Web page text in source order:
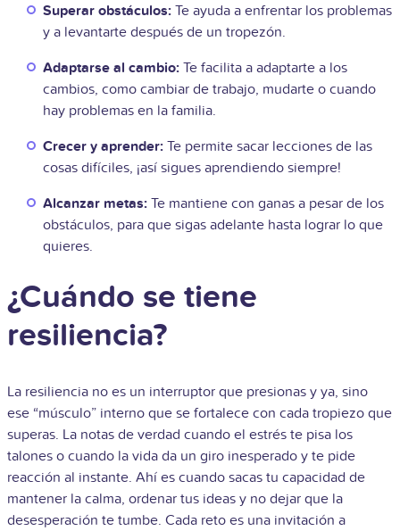
Superar obstáculos: Te ayuda a enfrentar los problemas
y a levantarte después de un tropezón.
Adaptarse al cambio: Te facilita a adaptarte a los
cambios, como cambiar de trabajo, mudarte o cuando
hay problemas en la familia.
Crecer y aprender: Te permite sacar lecciones de las
cosas difíciles, ¡así sigues aprendiendo siempre!
Alcanzar metas: Te mantiene con ganas a pesar de los
obstáculos, para que sigas adelante hasta lograr lo que
quieres.
¿Cuándo se tiene
resiliencia?
La resiliencia no es un interruptor que presionas y ya, sino
ese “músculo” interno que se fortalece con cada tropiezo que
superas. La notas de verdad cuando el estrés te pisa los
talones o cuando la vida da un giro inesperado y te pide
reacción al instante. Ahí es cuando sacas tu capacidad de
mantener la calma, ordenar tus ideas y no dejar que la
desesperación te tumbe. Cada reto es una invitación a